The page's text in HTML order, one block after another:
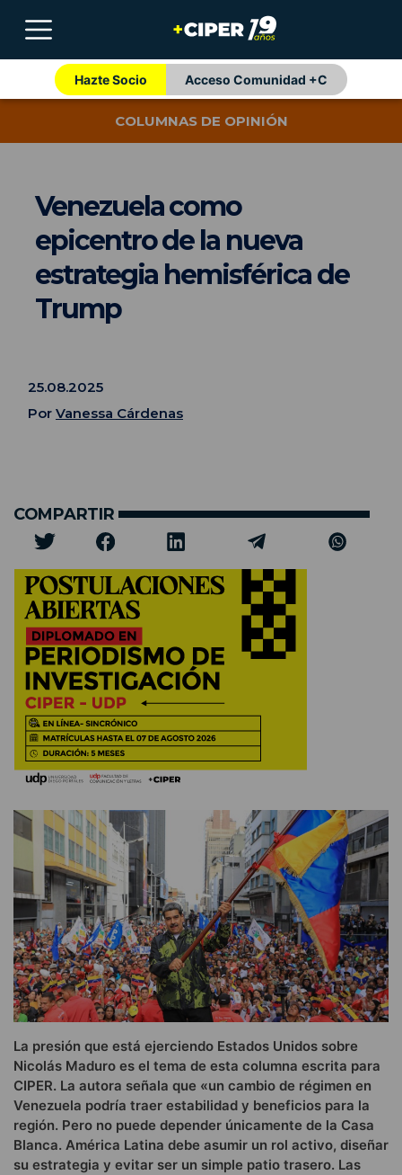
Hazte Socio Acceso Comunidad +C
COLUMNAS DE OPINIÓN
Venezuela como
epicentro de la nueva
estrategia hemisférica de
Trump
25.08.2025
Por Vanessa Cárdenas
COMPARTIR
La presión que está ejerciendo Estados Unidos sobre
Nicolás Maduro es el tema de esta columna escrita para
CIPER. La autora señala que «un cambio de régimen en
Venezuela podría traer estabilidad y beneficios para la
región. Pero no puede depender únicamente de la Casa
Blanca. América Latina debe asumir un rol activo, diseñar
su estrategia y evitar ser un simple patio trasero. Las